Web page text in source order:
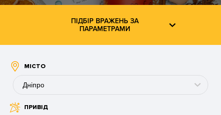
ПІДБІР ВРАЖЕНЬ ЗА
ПАРАМЕТРАМИ
МІСТО
Дніпро
Буковель
ПРИВІД